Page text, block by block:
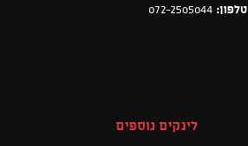
טלפון: 072-2505044
לינקים נוספים